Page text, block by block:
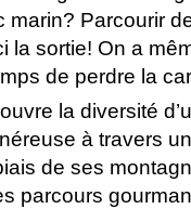
marin? Parcourir
la sortie! On a
de perdre la
la diversité
à travers
de ses
parcours